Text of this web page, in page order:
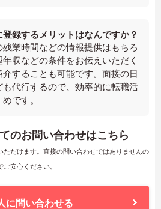
録するメリットはなんですか？
業時間などの情報提供はもちろ
収などの条件をお伝えいただく
することも可能です。面接の日
代行するので、効率的に転職活
です。
のお問い合わせはこちら
ただけます。直接の問い合わせではありませんの
ご安心ください。
に問い合わせる